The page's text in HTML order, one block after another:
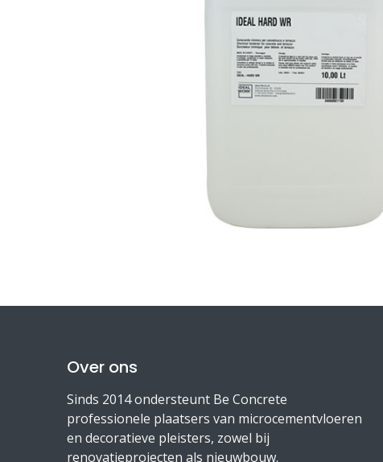
Over ons
Sinds 2014 ondersteunt Be Concrete
professionele plaatsers van microcementvloeren
en decoratieve pleisters, zowel bij
renovatieprojecten als nieuwbouw.